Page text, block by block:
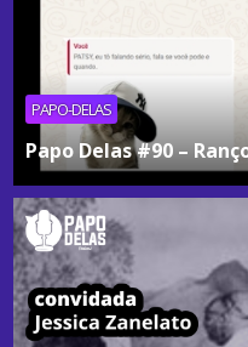
PAPO-DELAS
Papo Delas #90 –